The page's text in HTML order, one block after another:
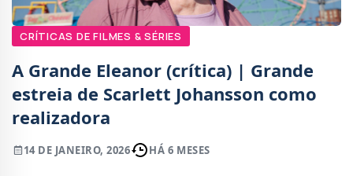
CRÍTICAS DE FILMES & SÉRIES
A Grande Eleanor (crítica) | Grande
estreia de Scarlett Johansson como
realizadora
14 DE JANEIRO, 2026 HÁ 6 MESES